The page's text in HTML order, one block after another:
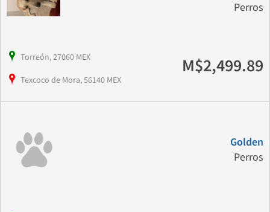
Perros
Torreón, 27060 MEX
Texcoco de Mora, 56140 MEX
M$2,499.89
Golden
Perros